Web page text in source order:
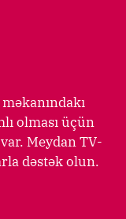
olması üçün
Meydan TV-
dəstək olun.